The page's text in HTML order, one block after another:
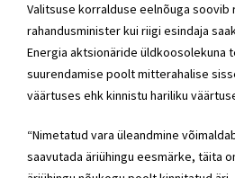
Valitsuse korralduse eelnõuga
rahandusminister kui riigi esindaja
Energia aktsionäride üldkoosolekuna
suurendamise poolt mitterahalise
väärtuses ehk kinnistu hariliku
“Nimetatud vara üleandmine
saavutada äriühingu eesmärke, täita